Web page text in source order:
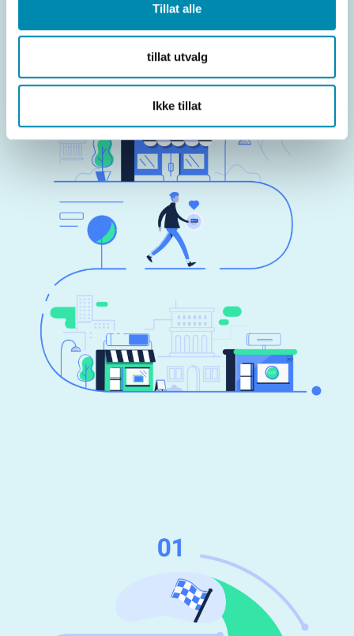
Tillat alle
tillat utvalg
Ikke tillat
implementere en kundeklubb i dag.